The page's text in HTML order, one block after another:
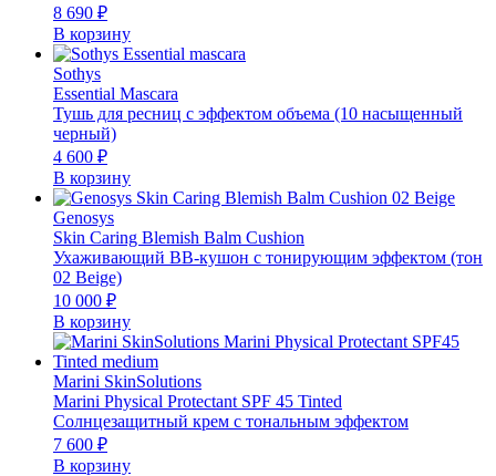
8 690 ₽
В корзину
Sothys
Essential Mascara
Тушь для ресниц с эффектом объема (10 насыщенный
черный)
4 600 ₽
В корзину
Genosys
Skin Caring Blemish Balm Cushion
Ухаживающий BB-кушон с тонирующим эффектом (тон
02 Beige)
10 000 ₽
В корзину
Marini SkinSolutions
Marini Physical Protectant SPF 45 Tinted
Солнцезащитный крем с тональным эффектом
7 600 ₽
В корзину